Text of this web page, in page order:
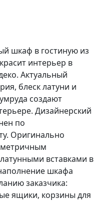
шкаф в гостиную из
интерьер в
Актуальный
блеск латуни и
создают
Дизайнерский
по
Оригинально
вставками в
шкафа
заказчика:
ящики, корзины для